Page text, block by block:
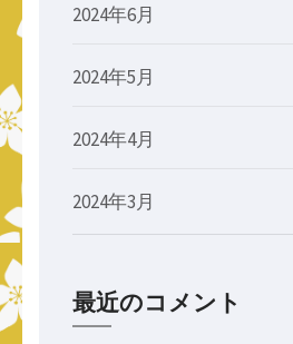
2024年6月
2024年5月
2024年4月
2024年3月
最近のコメント